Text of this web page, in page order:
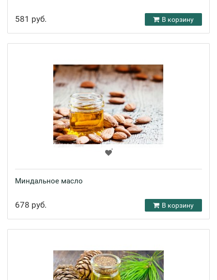
581 руб. В корзину
Миндальное масло
678 руб. В корзину